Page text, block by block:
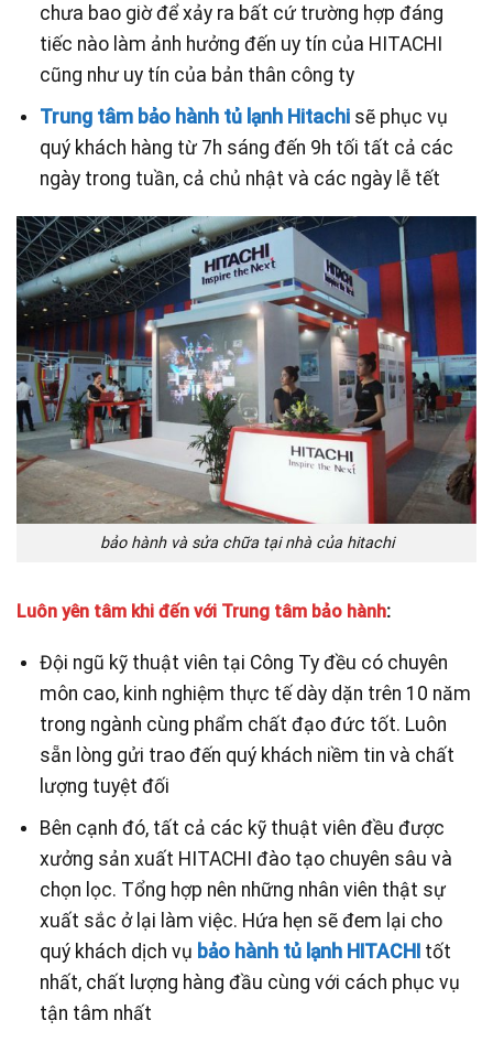
chưa bao giờ để xảy ra bất cứ trường hợp đáng
tiếc nào làm ảnh hưởng đến uy tín của HITACHI
cũng như uy tín của bản thân công ty
Trung tâm bảo hành tủ lạnh Hitachi sẽ phục vụ
quý khách hàng từ 7h sáng đến 9h tối tất cả các
ngày trong tuần, cả chủ nhật và các ngày lễ tết
bảo hành và sửa chữa tại nhà của hitachi
Luôn yên tâm khi đến với Trung tâm bảo hành:
Đội ngũ kỹ thuật viên tại Công Ty đều có chuyên
môn cao, kinh nghiệm thực tế dày dặn trên 10 năm
trong ngành cùng phẩm chất đạo đức tốt. Luôn
sẵn lòng gửi trao đến quý khách niềm tin và chất
lượng tuyệt đối
Bên cạnh đó, tất cả các kỹ thuật viên đều được
xưởng sản xuất HITACHI đào tạo chuyên sâu và
chọn lọc. Tổng hợp nên những nhân viên thật sự
xuất sắc ở lại làm việc. Hứa hẹn sẽ đem lại cho
quý khách dịch vụ bảo hành tủ lạnh HITACHItốt
nhất, chất lượng hàng đầu cùng với cách phục vụ
tận tâm nhất